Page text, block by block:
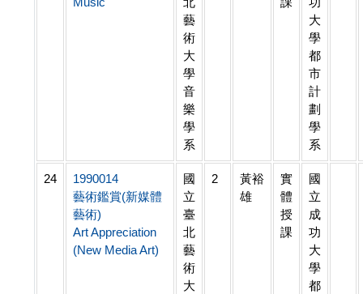
藝
術
大
學
音
樂
學
系
大
學
都
市
計
劃
學
系
24
1990014
藝術鑑賞(新媒體
藝術)
Art Appreciation
(New Media Art)
國
立
臺
北
藝
術
大
2
黃裕
雄
實
體
授
課
國
立
成
功
大
學
都